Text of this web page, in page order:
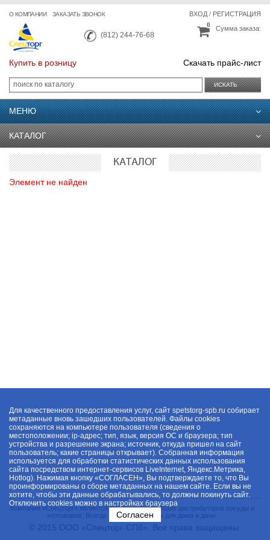
О КОМПАНИИ ЗАКАЗАТЬ ЗВОНОК
(812) 244-76-68
ВХОД/ РЕГИСТРАЦИЯ
Сумма заказа:
0
Купить в розницу Скачать прайс-лист
ИСКАТЬ
МЕНЮ
КАТАЛОГ
КАТАЛОГ
Элемент не найден
Компания «Спецторг» является одним из крупнейших дистрибуторов посуды и
хозтоваров. Всегда в наличии товары для дома и дачи.
© 2015 ООО «Спецторг-СПб». Все права защищены.
Для качественного предоставления услуг, сайт spetstorg-spb.ru собирает
метаданные вновь зашедших пользователей. Файлы cookies
сохраняются на компьютере пользователя (сведения о
местоположении; ip-адрес; тип, язык, версия ОС и браузера; тип
устройства и разрешение экрана; источник, откуда пришел на сайт
пользователь; какие страницы открывает). Собранная информация
используется для обработки статистических данных использования
сайта посредством интернет-сервисов LiveInternet, Яндекс.Метрика,
Hotlog). Нажимая кнопку «СОГЛАСЕН», Вы подтверждаете то, что Вы
проинформированы о сборе метаданных на нашем сайте. Если вы не
хотите, чтобы эти данные обрабатывались, то должны покинуть сайт.
Отключить cookies можно в настройках браузера
Согласен